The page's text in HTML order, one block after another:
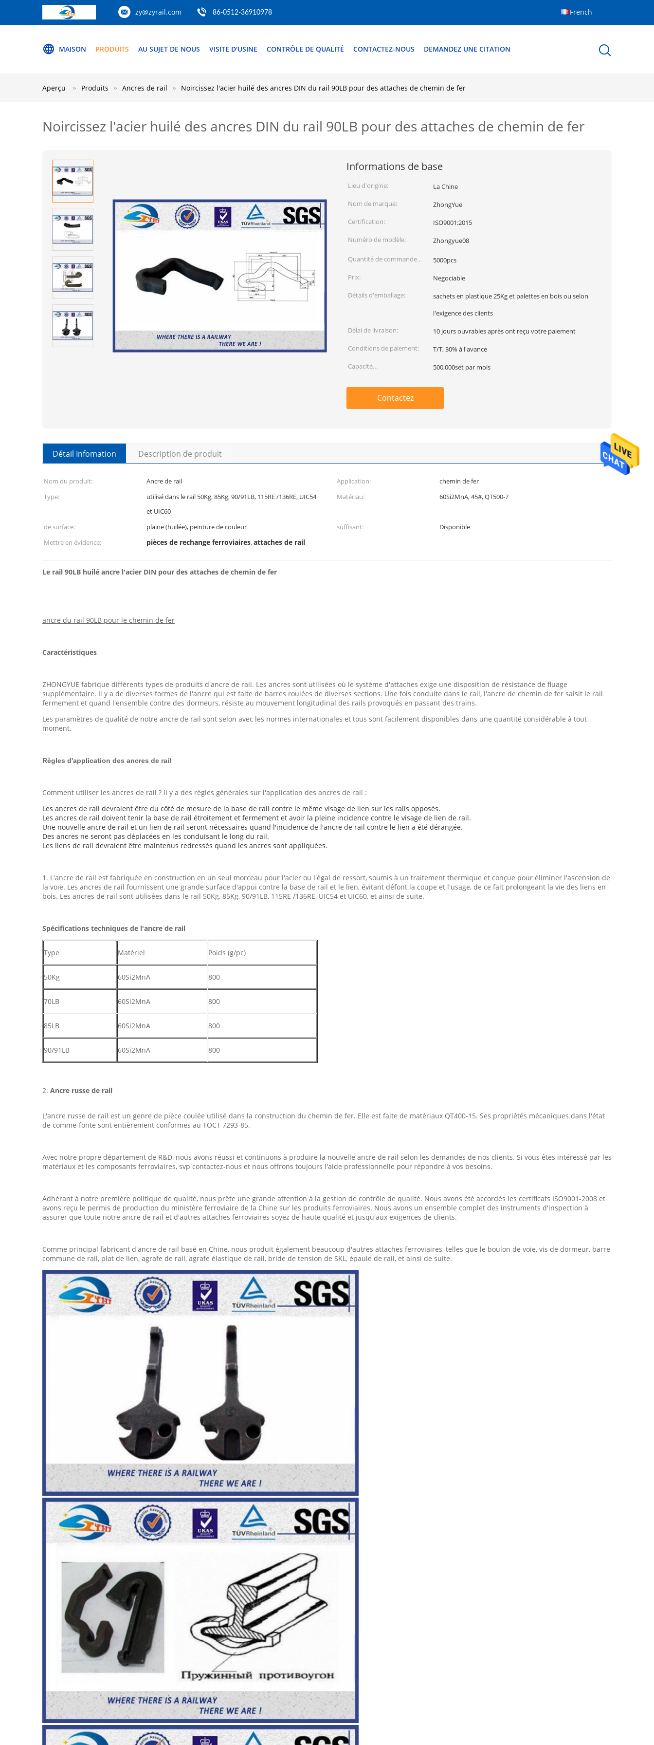
zy@zyrail.com 86-0512-36910978 French
MAISON PRODUITS AU SUJET DE NOUS VISITE D'USINE CONTRÔLE DE QUALITÉ CONTACTEZ-NOUS DEMANDEZ UNE CITATION
Aperçu Produits Ancres de rail Noircissez l'acier huilé des ancres DIN du rail 90LB pour des attaches de chemin de fer
Noircissez l'acier huilé des ancres DIN du rail 90LB pour des attaches de chemin de fer
Informations de base
Lieu d'origine:
La Chine
Nom de marque:
ZhongYue
Certification:
ISO9001:2015
Numéro de modèle:
Zhongyue08
Quantité de commande
min:
5000pcs
Prix:
Negociable
Détails d'emballage:
sachets en plastique 25Kg et palettes en bois ou selon
l'exigence des clients
Délai de livraison:
10 jours ouvrables après ont reçu votre paiement
Conditions de paiement:
T/T, 30% à l'avance
Capacité
500,000set par mois
Contactez
Détail Infomation Description de produit
Nom du produit: Ancre de rail Application:
chemin de fer
Type:
utilisé dans le rail 50Kg, 85Kg, 90/91LB, 115RE /136RE, UIC54
et UIC60
Matériau: 60Si2MnA, 45#, QT500-7
de surface: plaine (huilée), peinture de couleur suffisant:
Disponible
Mettre en évidence:
pièces de rechange ferroviaires,attaches de rail
Le rail 90LB huilé ancre l'acier DIN pour des attaches de chemin de fer
ancre du rail 90LB pour le chemin de fer
Caractéristiques
ZHONGYUE fabrique différents types de produits d'ancre de rail. Les ancres sont utilisées où le système d'attaches exige une disposition de résistance de fluage
supplémentaire. Il y a de diverses formes de l'ancre qui est faite de barres roulées de diverses sections. Une fois conduite dans le rail, l'ancre de chemin de fer saisit le rail
fermement et quand l'ensemble contre des dormeurs, résiste au mouvement longitudinal des rails provoqués en passant des trains.
Les paramètres de qualité de notre ancre de rail sont selon avec les normes internationales et tous sont facilement disponibles dans une quantité considérable à tout
moment.
Règles d'application des ancres de rail
Comment utiliser les ancres de rail ? Il y a des règles générales sur l'application des ancres de rail :
Les ancres de rail devraient être du côté de mesure de la base de rail contre le même visage de lien sur les rails opposés.
Les ancres de rail doivent tenir la base de rail étroitement et fermement et avoir la pleine incidence contre le visage de lien de rail.
Une nouvelle ancre de rail et un lien de rail seront nécessaires quand l'incidence de l'ancre de rail contre le lien a été dérangée.
Des ancres ne seront pas déplacées en les conduisant le long du rail.
Les liens de rail devraient être maintenus redressés quand les ancres sont appliquées.
1. L'ancre de rail est fabriquée en construction en un seul morceau pour l'acier ou l'égal de ressort, soumis à un traitement thermique et conçue pour éliminer l'ascension de
la voie. Les ancres de rail fournissent une grande surface d'appui contre la base de rail et le lien, évitant défont la coupe et l'usage, de ce fait prolongeant la vie des liens en
bois. Les ancres de rail sont utilisées dans le rail 50Kg, 85Kg, 90/91LB, 115RE /136RE, UIC54 et UIC60, et ainsi de suite.
Spécifications techniques de l'ancre de rail
Type Matériel Poids (g/pc)
50Kg 60Si2MnA 800
70LB 60Si2MnA 800
85LB 60Si2MnA 800
90/91LB 60Si2MnA 800
2. Ancre russe de rail
L'ancre russe de rail est un genre de pièce coulée utilisé dans la construction du chemin de fer. Elle est faite de matériaux QT400-15. Ses propriétés mécaniques dans l'état
de comme-fonte sont entièrement conformes au TOCT 7293-85.
Avec notre propre département de R&D, nous avons réussi et continuons à produire la nouvelle ancre de rail selon les demandes de nos clients. Si vous êtes intéressé par les
matériaux et les composants ferroviaires, svp contactez-nous et nous offrons toujours l'aide professionnelle pour répondre à vos besoins.
Adhérant à notre première politique de qualité, nous prête une grande attention à la gestion de contrôle de qualité. Nous avons été accordés les certificats ISO9001-2008 et
avons reçu le permis de production du ministère ferroviaire de la Chine sur les produits ferroviaires. Nous avons un ensemble complet des instruments d'inspection à
assurer que toute notre ancre de rail et d'autres attaches ferroviaires soyez de haute qualité et jusqu'aux exigences de clients.
Comme principal fabricant d'ancre de rail basé en Chine, nous produit également beaucoup d'autres attaches ferroviaires, telles que le boulon de voie, vis de dormeur, barre
commune de rail, plat de lien, agrafe de rail, agrafe élastique de rail, bride de tension de SKL, épaule de rail, et ainsi de suite.